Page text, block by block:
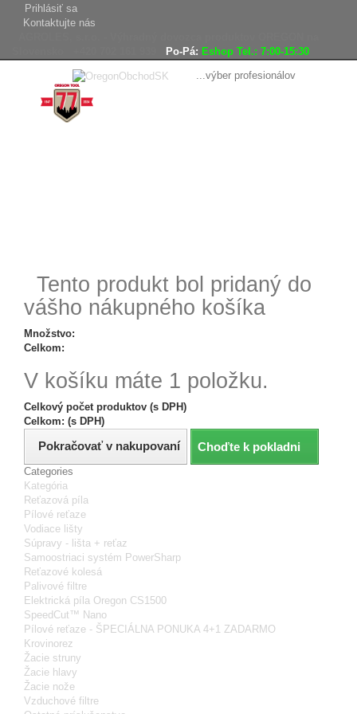
Prihlásiť sa
Kontaktujte nás
Po-Pá: Eshop Tel.: 7:00-15:30
...výber profesionálov
Tento produkt bol pridaný do
vášho nákupného košíka
Množstvo:
Celkom:
V košíku máte 1 položku.
Celkový počet produktov (s DPH)
Celkom: (s DPH)
Pokračovať v nakupovaní Choďte k pokladni
Categories
Kategória
Reťazová píla
Pílové reťaze
Vodiace lišty
Súpravy - lišta + reťaz
Samoostriaci systém PowerSharp
Reťazové kolesá
Palivové filtre
Elektrická píla Oregon CS1500
SpeedCut™ Nano
Pílové reťaze - ŠPECIÁLNA PONUKA 4+1 ZADARMO
Krovinorez
Žacie struny
Žacie hlavy
Žacie nože
Vzduchové filtre